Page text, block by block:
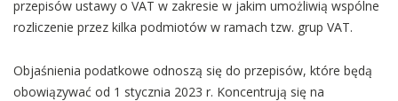
przepisów ustawy o VAT w zakresie w jakim umożliwią wspólne
rozliczenie przez kilka podmiotów w ramach tzw. grup VAT.
Objaśnienia podatkowe odnoszą się do przepisów, które będą
obowiązywać od 1 stycznia 2023 r. Koncentrują się na